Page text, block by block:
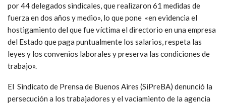
por 44 delegados sindicales, que realizaron 61 medidas de
fuerza en dos años y medio», lo que pone «en evidencia el
hostigamiento del que fue víctima el directorio en una empresa
del Estado que paga puntualmente los salarios, respeta las
leyes y los convenios laborales y preserva las condiciones de
trabajo».
El Sindicato de Prensa de Buenos Aires (SiPreBA) denunció la
persecución a los trabajadores y el vaciamiento de la agencia